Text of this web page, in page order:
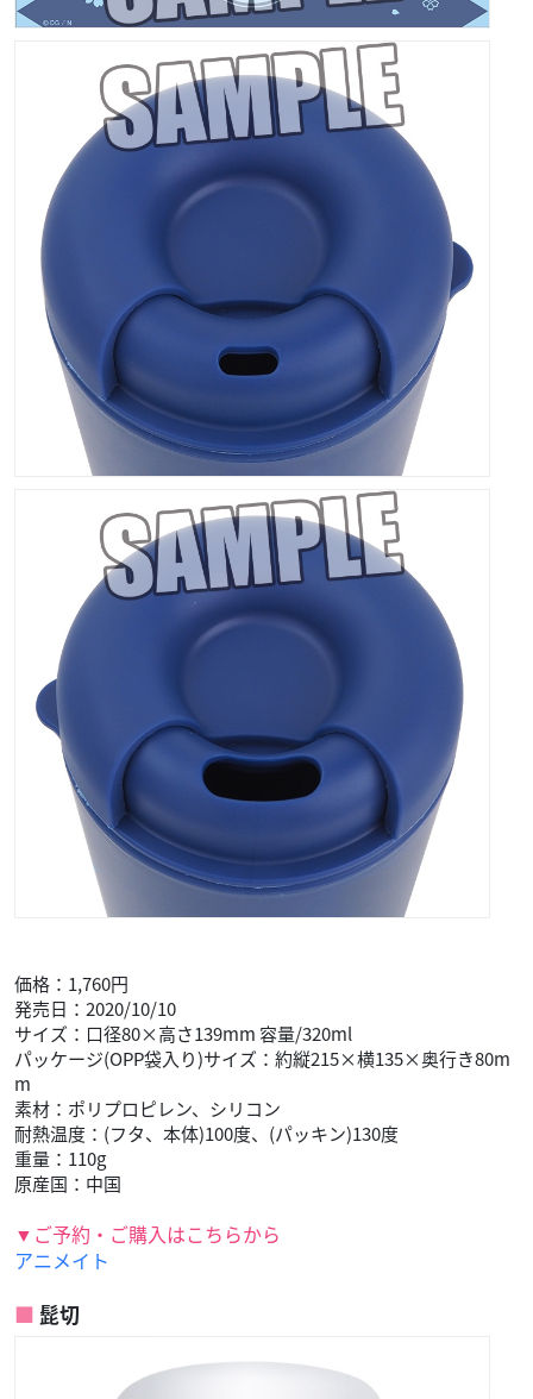
価格：1,760円
発売日：2020/10/10
サイズ：口径80×高さ139mm 容量/320ml
パッケージ(OPP袋入り)サイズ：約縦215×横135×奥行き80m
m
素材：ポリプロピレン、シリコン
耐熱温度：(フタ、本体)100度、(パッキン)130度
重量：110g
原産国：中国
▼ご予約・ご購入はこちらから
アニメイト
髭切